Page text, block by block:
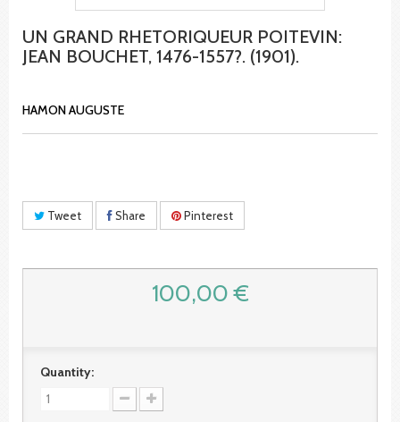
UN GRAND RHETORIQUEUR POITEVIN:
JEAN BOUCHET, 1476-1557?. (1901).
HAMON AUGUSTE
Tweet Share Pinterest
100,00 €
Quantity: